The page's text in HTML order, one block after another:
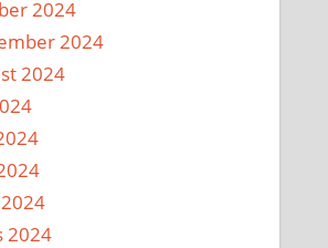
2024
2024
2024
2024